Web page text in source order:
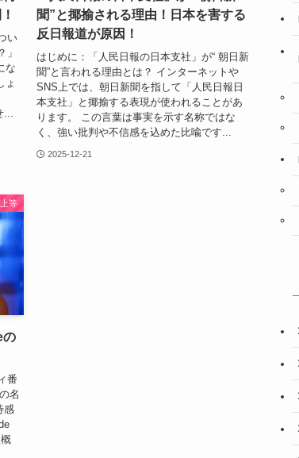
い
」
な
ょ
聞”と揶揄される理由！日本を害する
反日報道が原因！
はじめに：「人民日報の日本支社」が“ 朝日新
聞”と言われる理由とは？ インターネットや
SNS上では、朝日新聞を指して「人民日報日
本支社」と揶揄する表現が使われることがあ
ります。 この言葉は事実を示す名称ではな
く、強い批判や不信感を込めた比喩です...
2025-12-21
等
の
番
名
感